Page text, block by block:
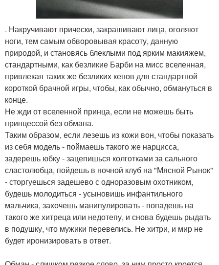
. Накручивают прически, закрашивают лица, оголяют
ноги, тем самым обворовывая красоту, данную
природой, и становясь блеклыми под ярким макияжем,
стандартными, как безликие Барби на мисс вселенная,
привлекая таких же безликих кенов для стандартной
короткой брачной игры, чтобы, как обычно, обмануться в
конце.
Не жди от вселенной принца, если не можешь быть
принцессой без обмана.
Таким образом, если лезешь из кожи вон, чтобы показать
из себя модель - поймаешь такого же нарцисса,
задерешь юбку - зацепишься колготками за сального
сластолюбца, пойдешь в ночной клуб на "Мясной Рынок"
- сторгуешься задешево с одноразовым охотником,
будешь молодиться - усыновишь инфантильного
мальчика, захочешь манипулировать - попадешь на
такого же хитреца или недотепу, и снова будешь рыдать
в подушку, что мужики перевелись. Не хитри, и мир не
будет иронизировать в ответ.